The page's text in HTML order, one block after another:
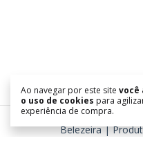
Ao navegar por este site você
o uso de cookies para
experiência de compra.
Belezeira |